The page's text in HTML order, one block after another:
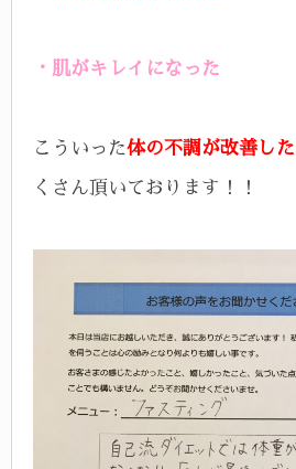
・肌がキレイになった
こういった体の不調が改善した
くさん頂いております！！